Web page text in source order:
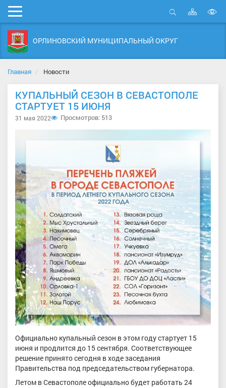
Мобильное
меню
Открыть
Карта
сайта
ОРЛИНОВСКИЙ МУНИЦИПАЛЬНЫЙ ОКРУГ
Главная Новости
КУПАЛЬНЫЙ СЕЗОН В СЕВАСТОПОЛЕ
СТАРТУЕТ 15 ИЮНЯ
31 мая 2022 Просмотров: 513
Официально купальный сезон в этом году стартует 15
июня и продлится до 15 сентября. Соответствующее
решение принято сегодня в ходе заседания
Правительства под председательством губернатора.
Летом в Севастополе официально будет работать 24